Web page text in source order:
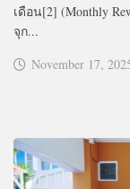
เดือน[2] (Monthly
จุก...
November 17,